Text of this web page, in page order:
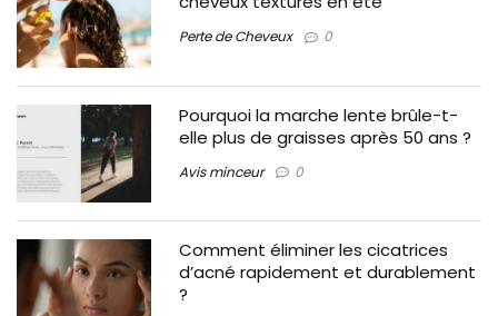
Perte de Cheveux 0
Pourquoi la marche lente brûle-t-
elle plus de graisses après 50 ans ?
Avis minceur 0
Comment éliminer les cicatrices
d’acné rapidement et durablement
?